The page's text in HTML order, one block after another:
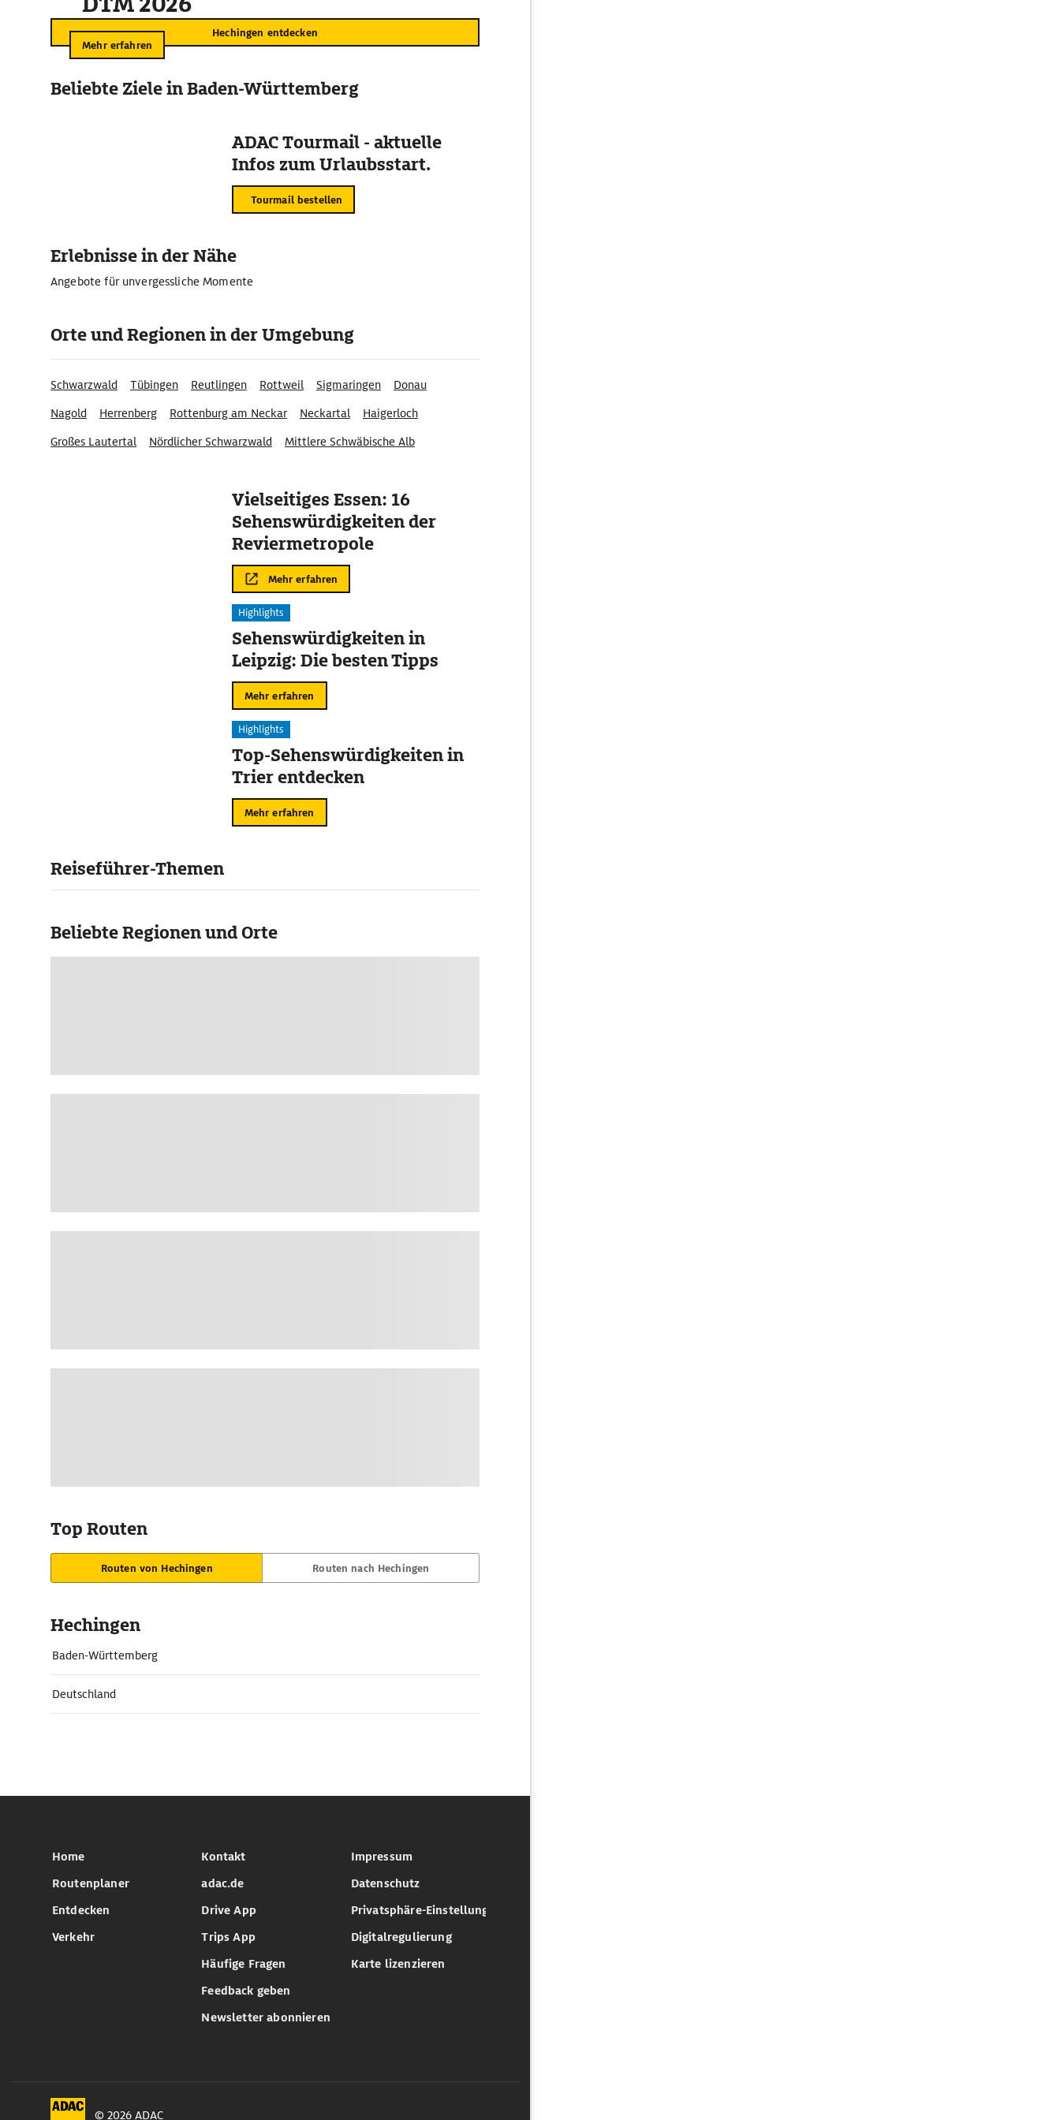
Hechingen entdecken
Mehr erfahren
Beliebte Ziele in Baden-Württemberg
ADAC Tourmail - aktuelle
Infos zum Urlaubsstart.
Tourmail bestellen
Erlebnisse in der Nähe
Angebote für unvergessliche Momente
Orte und Regionen in der Umgebung
Schwarzwald Tübingen Reutlingen Rottweil Sigmaringen
Donau
Nagold
Herrenberg Rottenburg am Neckar Neckartal
Haigerloch
Großes Lautertal
Nördlicher Schwarzwald
Mittlere Schwäbische Alb
Vielseitiges Essen: 16
Sehenswürdigkeiten der
Reviermetropole
Mehr erfahren
Highlights
Sehenswürdigkeiten in
Leipzig: Die besten Tipps
Mehr erfahren
Highlights
Top-Sehenswürdigkeiten in
Trier entdecken
Mehr erfahren
Reiseführer-Themen
Beliebte Regionen und Orte
Top Routen
Routen von Hechingen Routen nach Hechingen
Hechingen
Baden-Württemberg
Deutschland
Home
Routenplaner
Entdecken
Verkehr
Kontakt
adac.de
Drive App
Trips App
Häufige Fragen
Feedback geben
Newsletter abonnieren
Impressum
Datenschutz
Privatsphäre-Einstellungen
Digitalregulierung
Karte lizenzieren
© 2026 ADAC